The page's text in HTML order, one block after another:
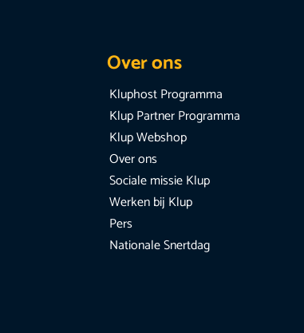
Over ons
Kluphost Programma
Klup Partner Programma
Klup Webshop
Over ons
Sociale missie Klup
Werken bij Klup
Pers
Nationale Snertdag